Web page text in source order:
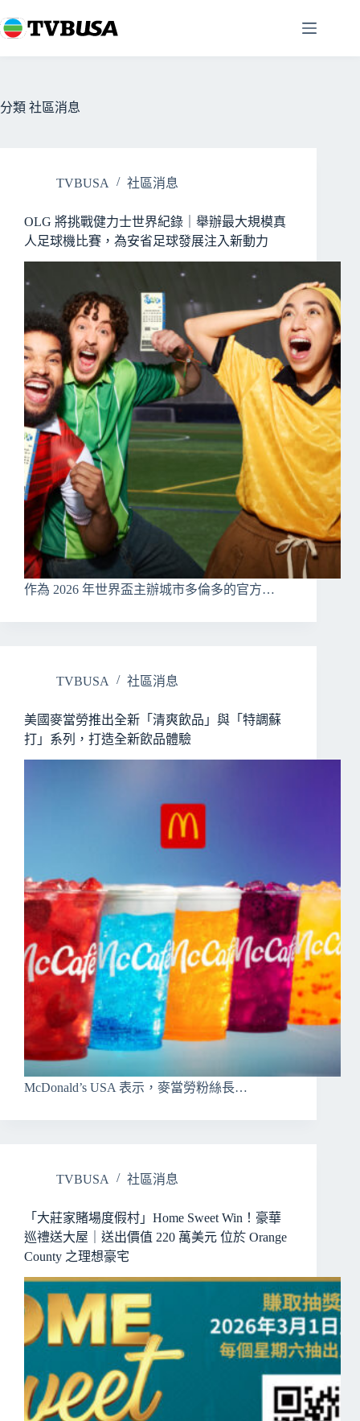
至
容
分類 社區消息
TVBUSA 社區消息
OLG 將挑戰健力士世界紀錄｜舉辦最大規模真
人足球機比賽，為安省足球發展注入新動力
作為 2026 年世界盃主辦城市多倫多的官方…
TVBUSA 社區消息
美國麥當勞推出全新「清爽飲品」與「特調蘇
打」系列，打造全新飲品體驗
McDonald’s USA 表示，麥當勞粉絲長…
TVBUSA 社區消息
「大莊家賭場度假村」Home Sweet Win！豪華
巡禮送大屋｜送出價值 220 萬美元 位於 Orange
County 之理想豪宅